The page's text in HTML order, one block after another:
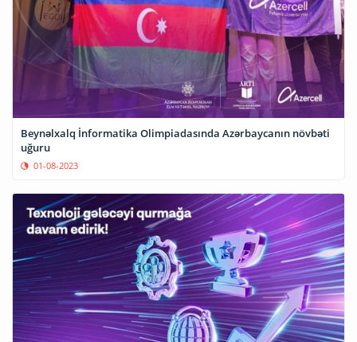
Beynəlxalq İnformatika Olimpiadasında Azərbaycanın növbəti
uğuru
01-08-2023